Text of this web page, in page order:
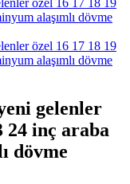
gelenler
24 inç araba
dövme